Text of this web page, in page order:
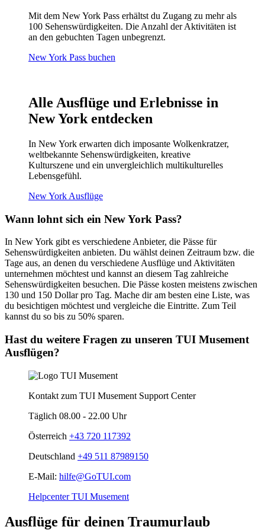
Mit dem New York Pass erhältst du Zugang zu mehr als
100 Sehenswürdigkeiten. Die Anzahl der Aktivitäten ist
an den gebuchten Tagen unbegrenzt.
New York Pass buchen
Alle Ausflüge und Erlebnisse in
New York entdecken
In New York erwarten dich imposante Wolkenkratzer,
weltbekannte Sehenswürdigkeiten, kreative
Kulturszene und ein unvergleichlich multikulturelles
Lebensgefühl.
New York Ausflüge
Wann lohnt sich ein New York Pass?
In New York gibt es verschiedene Anbieter, die Pässe für
Sehenswürdigkeiten anbieten. Du wählst deinen Zeitraum bzw. die
Tage aus, an denen du verschiedene Ausflüge und Aktivitäten
unternehmen möchtest und kannst an diesem Tag zahlreiche
Sehenswürdigkeiten besuchen. Die Pässe kosten meistens zwischen
130 und 150 Dollar pro Tag. Mache dir am besten eine Liste, was
du besichtigen möchtest und vergleiche die Eintritte. Zum Teil
kannst du so bis zu 50% sparen.
Hast du weitere Fragen zu unseren TUI Musement
Ausflügen?
Kontakt zum TUI Musement Support Center
Täglich 08.00 - 22.00 Uhr
Österreich +43 720 117392
Deutschland +49 511 87989150
E-Mail: hilfe@GoTUI.com
Helpcenter TUI Musement
Ausflüge für deinen Traumurlaub